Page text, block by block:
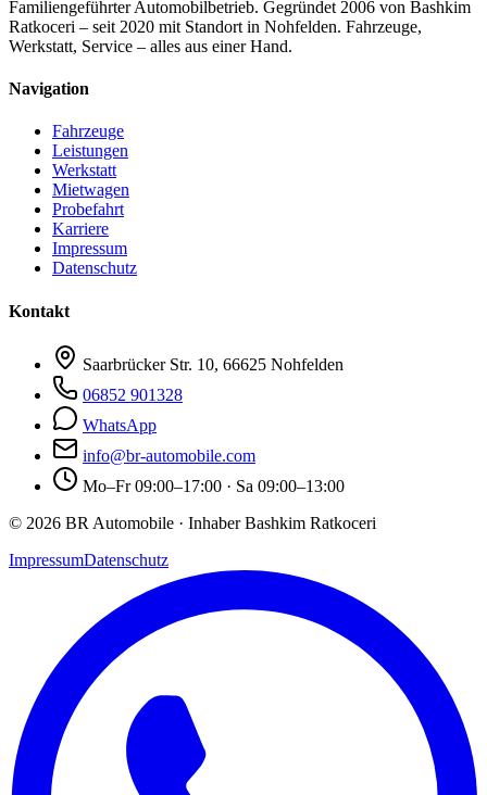
Familiengeführter Automobilbetrieb. Gegründet 2006 von Bashkim
Ratkoceri – seit 2020 mit Standort in Nohfelden. Fahrzeuge,
Werkstatt, Service – alles aus einer Hand.
Navigation
Fahrzeuge
Leistungen
Werkstatt
Mietwagen
Probefahrt
Karriere
Impressum
Datenschutz
Kontakt
Saarbrücker Str. 10, 66625 Nohfelden
06852 901328
WhatsApp
info@br-automobile.com
Mo–Fr 09:00–17:00 · Sa 09:00–13:00
© 2026 BR Automobile · Inhaber Bashkim Ratkoceri
ImpressumDatenschutz